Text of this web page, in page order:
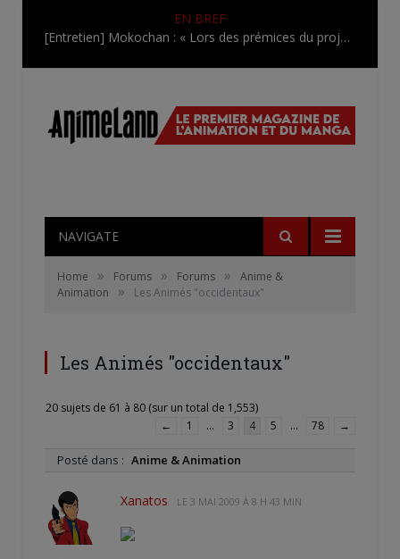
EN BREF
[Entretien] Mokochan : « Lors des prémices du projet, il était déjà demandé de suivre au mieux le manga originel.»
NAVIGATE
Home » Forums » Forums »
Anime &
Animation
» Les Animés "occidentaux"
Les Animés "occidentaux"
20 sujets de 61 à 80 (sur un total de 1,553)
←
1 … 3 4 5 … 78 →
Posté dans : Anime & Animation
Xanatos LE 3 MAI 2009 À 8 H 43 MIN